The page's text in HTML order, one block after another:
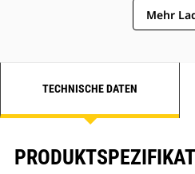
Mehr
TECHNISCHE DATEN